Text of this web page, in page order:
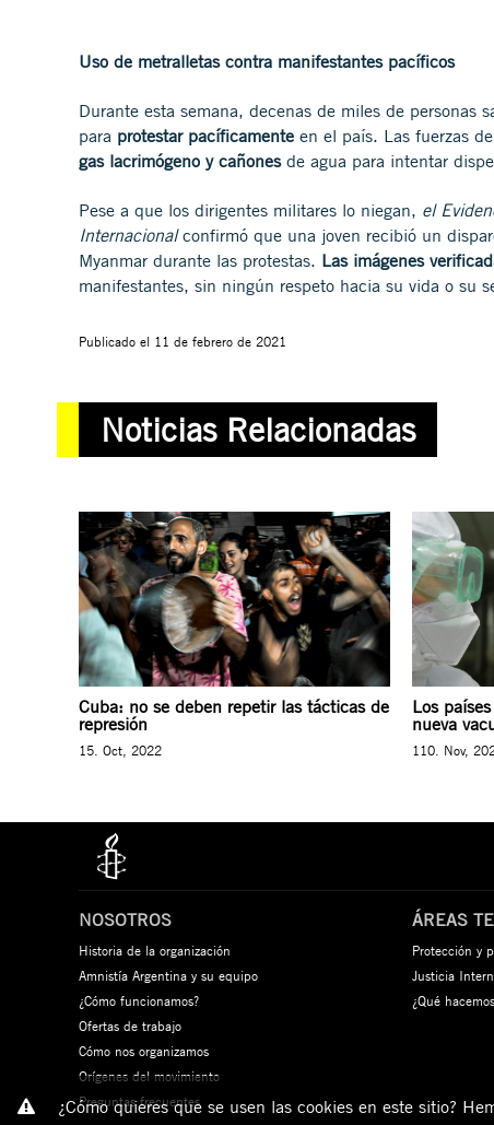
Uso de metralletas contra manifestantes pacíficos
Durante esta semana, decenas de miles de personas
para protestar pacíficamente en el país. Las fuerzas
gas lacrimógeno y cañonesde agua para intentar
Pese a que los dirigentes militares lo niegan, el
Internacionalconfirmó que una joven recibió un
Myanmar durante las protestas. Las imágenes
manifestantes, sin ningún respeto hacia su vida o su
Publicado el 11 de febrero de 2021
Noticias Relacionadas
Cuba: no se deben repetir las tácticas de
represión
15. Oct, 2022
Los
nueva
110. Nov,
NOSOTROS
Historia de la organización
Amnistía Argentina y su equipo
¿Cómo funcionamos?
Ofertas de trabajo
Cómo nos organizamos
Orígenes del movimiento
Preguntas frecuentes
ÁREAS
Protección y
Justicia
¿Qué
¿Cómo quieres que se usen las cookies en este sitio?